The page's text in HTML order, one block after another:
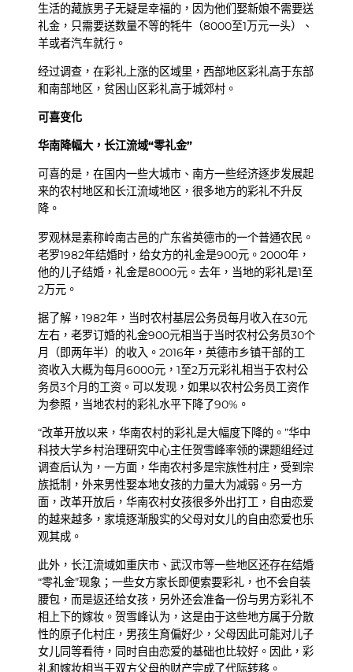
生活的藏族男子无疑是幸福的，因为他们娶新娘不需要送
礼金，只需要送数量不等的牦牛（8000至1万元一头）、
羊或者汽车就行。
经过调查，在彩礼上涨的区域里，西部地区彩礼高于东部
和南部地区，贫困山区彩礼高于城郊村。
可喜变化
华南降幅大，长江流域“零礼金”
可喜的是，在国内一些大城市、南方一些经济逐步发展起
来的农村地区和长江流域地区，很多地方的彩礼不升反
降。
罗观林是素称岭南古邑的广东省英德市的一个普通农民。
老罗1982年结婚时，给女方的礼金是900元。2000年，
他的儿子结婚，礼金是8000元。去年，当地的彩礼是1至
2万元。
据了解，1982年，当时农村基层公务员每月收入在30元
左右，老罗订婚的礼金900元相当于当时农村公务员30个
月（即两年半）的收入。2016年，英德市乡镇干部的工
资收入大概为每月6000元，1至2万元彩礼相当于农村公
务员3个月的工资。可以发现，如果以农村公务员工资作
为参照，当地农村的彩礼水平下降了90%。
“改革开放以来，华南农村的彩礼是大幅度下降的。”华中
科技大学乡村治理研究中心主任贺雪峰率领的课题组经过
调查后认为，一方面，华南农村多是宗族性村庄，受到宗
族抵制，外来男性娶本地女孩的力量大为减弱。另一方
面，改革开放后，华南农村女孩很多外出打工，自由恋爱
的越来越多，家境逐渐殷实的父母对女儿的自由恋爱也乐
观其成。
此外，长江流域如重庆市、武汉市等一些地区还存在结婚
“零礼金”现象；一些女方家长即便索要彩礼，也不会自装
腰包，而是返还给女孩，另外还会准备一份与男方彩礼不
相上下的嫁妆。贺雪峰认为，这是由于这些地方属于分散
性的原子化村庄，男孩生育偏好少，父母因此可能对儿子
女儿同等看待，同时自由恋爱的基础也比较好。因此，彩
礼和嫁妆相当于双方父母的财产完成了代际转移。